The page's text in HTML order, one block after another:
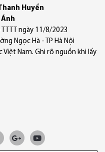
Huyền
Ánh
ngày 11/8/2023
Ngọc Hà - TP Hà Nội
Việt Nam. Ghi rõ nguồn khi lấy